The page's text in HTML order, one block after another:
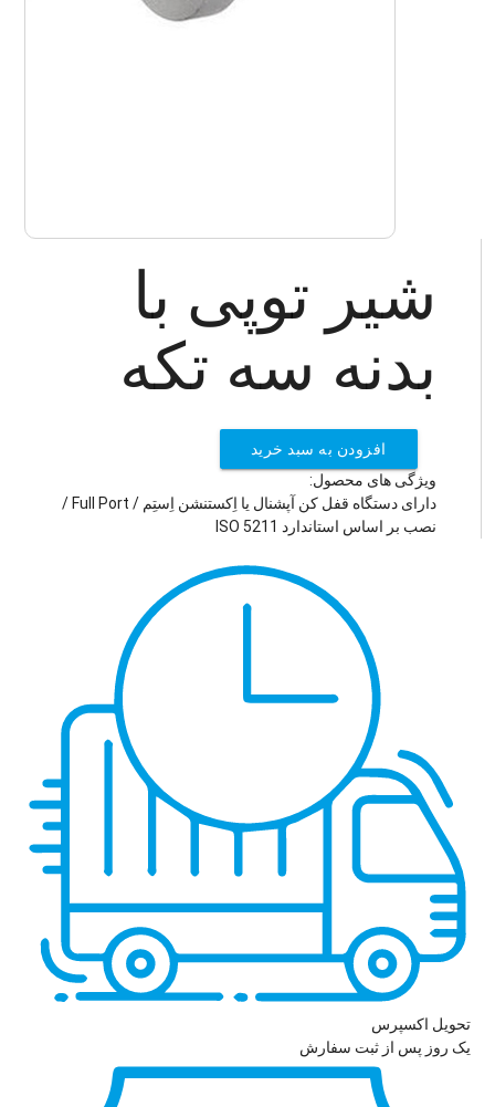
شیر توپی با
بدنه سه تکه
افزودن به سبد خرید
ویژگی های محصول:
دارای دستگاه قفل کن آپشنال یا اِکستنشن اِستِم / Full Port /
نصب بر اساس استاندارد ISO 5211
تحویل اکسپرس
یک روز پس از ثبت سفارش